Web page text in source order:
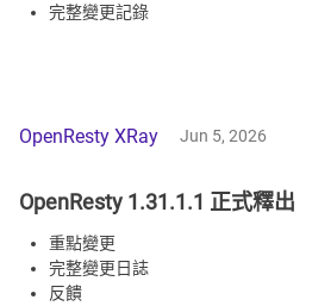
完整變更記錄
OpenResty XRay Jun 5, 2026
OpenResty 1.31.1.1 正式釋出
重點變更
完整變更日誌
反饋